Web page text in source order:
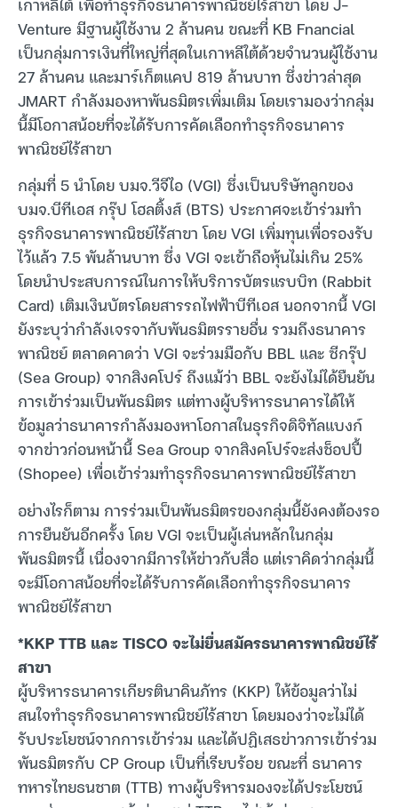
Venture มีฐานผู้ใช้งาน 2 ล้านคน ขณะที่ KB Fnancial
เป็นกลุ่มการเงินที่ใหญ่ที่สุดในเกาหลีใต้ด้วยจำนวนผู้ใช้งาน
27 ล้านคน และมาร์เก็ตแคป 819 ล้านบาท ซึ่งข่าวล่าสุด
JMART กำลังมองหาพันธมิตรเพิ่มเติม โดยเรามองว่ากลุ่ม
นี้มีโอกาสน้อยที่จะได้รับการคัดเลือกทำธุรกิจธนาคาร
พาณิชย์ไร้สาขา
กลุ่มที่ 5 นำโดย บมจ.วีจีไอ (VGI) ซึ่งเป็นบริษัทลูกของ
บมจ.บีทีเอส กรุ๊ป โฮลติ้งส์ (BTS) ประกาศจะเข้าร่วมทำ
ธุรกิจธนาคารพาณิชย์ไร้สาขา โดย VGI เพิ่มทุนเพื่อรองรับ
ไว้แล้ว 7.5 พันล้านบาท ซึ่ง VGI จะเข้าถือหุ้นไม่เกิน 25%
โดยนำประสบการณ์ในการให้บริการบัตรแรบบิท (Rabbit
Card) เติมเงินบัตรโดยสารรถไฟฟ้าบีทีเอส นอกจากนี้ VGI
ยังระบุว่ากำลังเจรจากับพันธมิตรรายอื่น รวมถึงธนาคาร
พาณิชย์ ตลาดคาดว่า VGI จะร่วมมือกับ BBL และ ซีกรุ๊ป
(Sea Group) จากสิงคโปร์ ถึงแม้ว่า BBL จะยังไม่ได้ยืนยัน
การเข้าร่วมเป็นพันธมิตร แต่ทางผู้บริหารธนาคารได้ให้
ข้อมูลว่าธนาคารกำลังมองหาโอกาสในธุรกิจดิจิทัลแบงก์
จากข่าวก่อนหน้านี้ Sea Group จากสิงคโปร์จะส่งช็อปปี้
(Shopee) เพื่อเข้าร่วมทำธุรกิจธนาคารพาณิชย์ไร้สาขา
อย่างไรก็ตาม การร่วมเป็นพันธมิตรของกลุ่มนี้ยังคงต้องรอ
การยืนยันอีกครั้ง โดย VGI จะเป็นผู้เล่นหลักในกลุ่ม
พันธมิตรนี้ เนื่องจากมีการให้ข่าวกับสื่อ แต่เราคิดว่ากลุ่มนี้
จะมีโอกาสน้อยที่จะได้รับการคัดเลือกทำธุรกิจธนาคาร
พาณิชย์ไร้สาขา
*KKP TTB และ TISCO จะไม่ยื่นสมัครธนาคารพาณิชย์ไร้
สาขา
ผู้บริหารธนาคารเกียรตินาคินภัทร (KKP) ให้ข้อมูลว่าไม่
สนใจทำธุรกิจธนาคารพาณิชย์ไร้สาขา โดยมองว่าจะไม่ได้
รับประโยชน์จากการเข้าร่วม และได้ปฏิเสธข่าวการเข้าร่วม
พันธมิตรกับ CP Group เป็นที่เรียบร้อย ขณะที่ ธนาคาร
ทหารไทยธนชาต (TTB) ทางผู้บริหารมองจะได้ประโยชน์